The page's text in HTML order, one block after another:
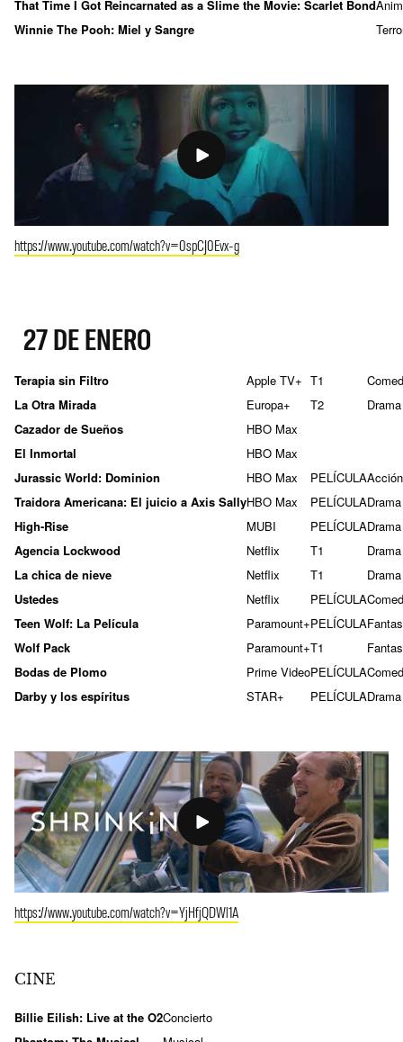
That Time I Got Reincarnated as a Slime the Movie: Scarlet Bond
Winnie The Pooh: Miel y Sangre
https://www.youtube.com/watch?v=0spCJ0Evx-g
27 DE ENERO
Terapia sin Filtro Apple TV+ T1
La Otra Mirada
Europa+ T2
Drama
Cazador de Sueños
HBO Max
El Inmortal
HBO Max
Jurassic World: Dominion
HBO Max PELÍCULAAcción
Traidora Americana: El juicio a Axis SallyHBO Max PELÍCULADrama
High-Rise
MUBI PELÍCULADrama
Agencia Lockwood
Netflix T1
Drama
La chica de nieve
Netflix T1
Drama
Ustedes
Netflix PELÍCULA
Teen Wolf: La Película
Paramount+PELÍCULA
Wolf Pack
Paramount+T1
Bodas de Plomo
Prime VideoPELÍCULA
Darby y los espíritus
STAR+ PELÍCULADrama
https://www.youtube.com/watch?v=YjHfjQDWl1A
CINE
Billie Eilish: Live at the O2Concierto